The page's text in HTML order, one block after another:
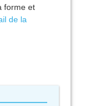
forme et
de la